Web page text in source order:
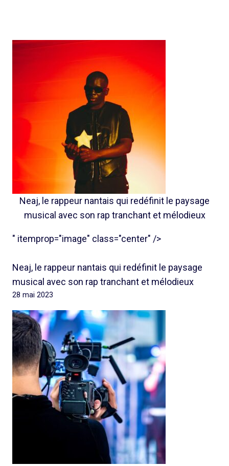
Neaj, le rappeur nantais qui redéfinit le paysage
musical avec son rap tranchant et mélodieux
" itemprop="image" class="center" />
Neaj, le rappeur nantais qui redéfinit le paysage
musical avec son rap tranchant et mélodieux
28 mai 2023